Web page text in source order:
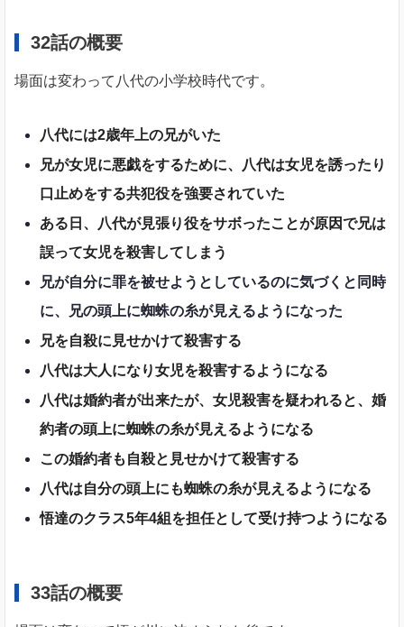
32話の概要
場面は変わって八代の小学校時代です。
八代には2歳年上の兄がいた
兄が女児に悪戯をするために、八代は女児を誘ったり
口止めをする共犯役を強要されていた
ある日、八代が見張り役をサボったことが原因で兄は
誤って女児を殺害してしまう
兄が自分に罪を被せようとしているのに気づくと同時
に、兄の頭上に蜘蛛の糸が見えるようになった
兄を自殺に見せかけて殺害する
八代は大人になり女児を殺害するようになる
八代は婚約者が出来たが、女児殺害を疑われると、婚
約者の頭上に蜘蛛の糸が見えるようになる
この婚約者も自殺と見せかけて殺害する
八代は自分の頭上にも蜘蛛の糸が見えるようになる
悟達のクラス5年4組を担任として受け持つようになる
33話の概要